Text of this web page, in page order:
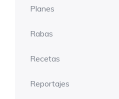
Planes
Rabas
Recetas
Reportajes